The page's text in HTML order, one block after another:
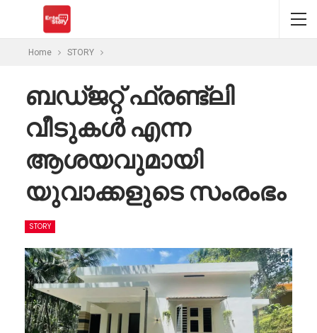
Home STORY
ബഡ്ജറ്റ് ഫ്രണ്ട്ലി
വീടുകൾ എന്ന
ആശയവുമായി
യുവാക്കളുടെ സംരംഭം
STORY